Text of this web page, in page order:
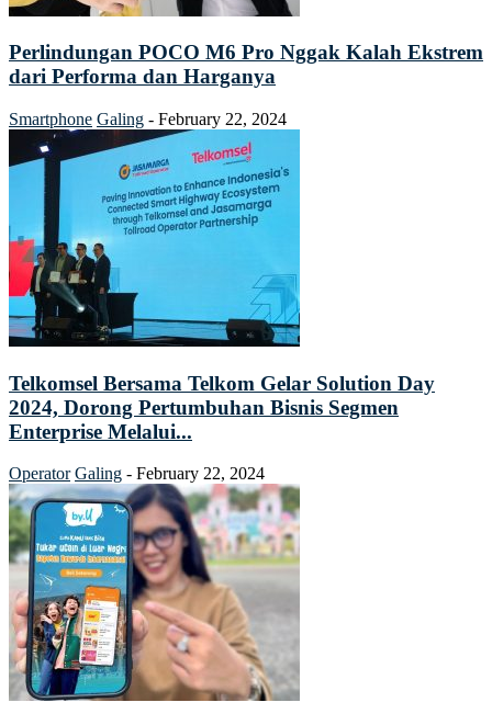
Perlindungan POCO M6 Pro Nggak Kalah Ekstrem
dari Performa dan Harganya
Smartphone Galing - February 22, 2024
Telkomsel Bersama Telkom Gelar Solution Day
2024, Dorong Pertumbuhan Bisnis Segmen
Enterprise Melalui...
Operator Galing - February 22, 2024